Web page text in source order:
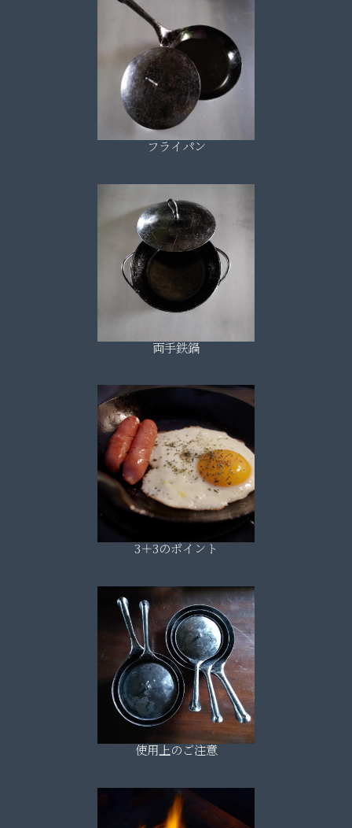
フライパン
両手鉄鍋
3＋3のポイント
使用上のご注意